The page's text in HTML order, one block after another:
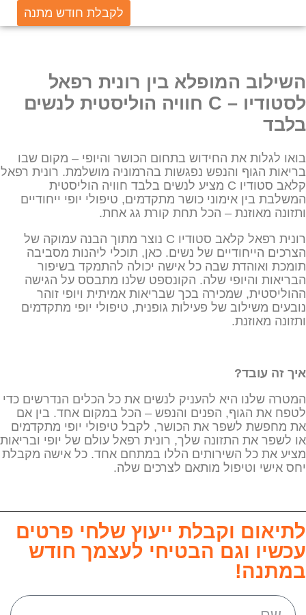
לקבלת חודש מתנה
השילוב המופלא בין רונית רפאל
לסטודיו – C חוויה הוליסטית לנשים
בלבד
בואו לגלות את החידוש בתחום הכושר והיופי – מקום שבו
בריאות הגוף והנפש נפגשות בהרמוניה מושלמת. רונית רפאל
קלאב סטודיו C מציע לנשים בלבד חוויה הוליסטית
המשלבת בין אימוני כושר מתקדמים, טיפולי יופי ייחודיים
ותזונה מאוזנת – הכל תחת קורת גג אחת.
רונית רפאל קלאב סטודיו C נוצר מתוך הבנה עמוקה של
הצרכים הייחודיים של נשים. כאן, תוכלי ליהנות מסביבה
תומכת ואוהדת שבה כל אישה יכולה להתמקד בשיפור
הבריאות והיופי שלה. הקונספט שלנו מתבסס על הגישה
ההוליסטית, שמכירה בכך שבריאות אמיתית ויופי זוהר
נובעים משילוב של פעילות גופנית, טיפולי יופי מתקדמים
ותזונה מאוזנת.
איך זה עובד?
המטרה שלנו היא להעניק לנשים את כל הכלים הנדרשים כדי
לטפח את הגוף, הפנים והנפש – הכל במקום אחד. בין אם
את מחפשת לשפר את הכושר, לקבל טיפולי יופי מתקדמים
או לשפר את התזונה שלך, רונית רפאל עולם של יופי ובריאות
מציע את כל השירותים הללו במתחם אחד. כל אישה מקבלת
יחס אישי וטיפול מותאם לצרכים שלה.
לתיאום וקבלת ייעוץ שלחי פרטים
עכשיו וגם הבטיחי לעצמך חודש
במתנה!